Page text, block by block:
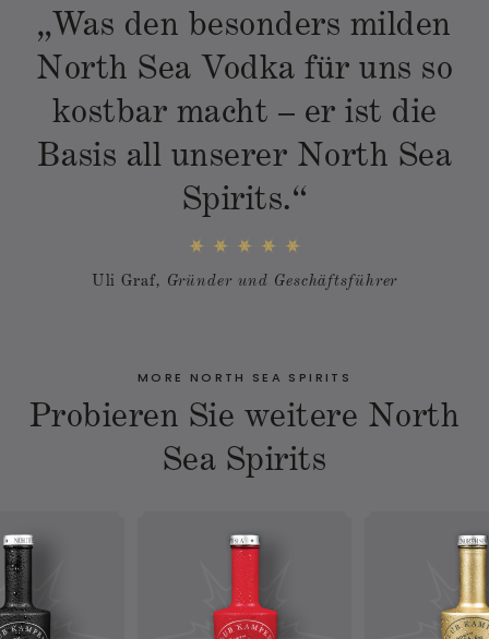
„Was den besonders milden
North Sea Vodka für uns so
kostbar macht – er ist die
Basis all unserer North Sea
Spirits.“
Uli Graf , Gründer und Geschäftsführer
MORE NORTH SEA SPIRITS
Probieren Sie weitere North
Sea Spirits